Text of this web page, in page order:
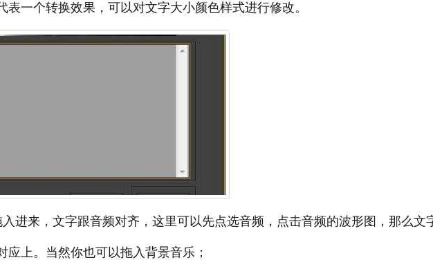
表一个转换效果，可以对文字大小颜色样式进行修改。
进来，文字跟音频对齐，这里可以先点选音频，点击音频的波形图，那么文
应上。当然你也可以拖入背景音乐；